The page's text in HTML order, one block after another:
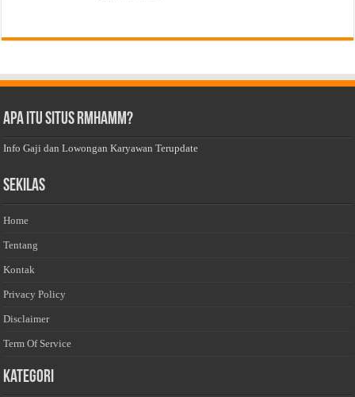
Apa Itu Situs Rmhamm?
Info Gaji dan Lowongan Karyawan Terupdate
Sekilas
Home
Tentang
Kontak
Privacy Policy
Disclaimer
Term Of Service
Kategori